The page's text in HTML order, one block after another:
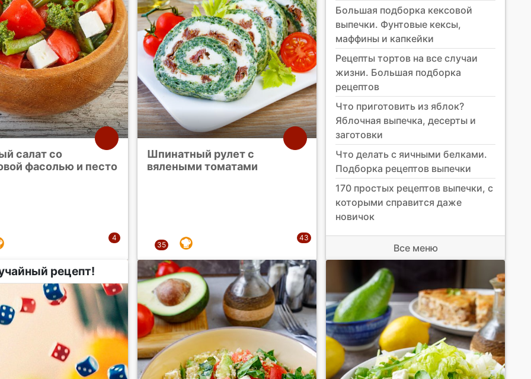
салат со
фасолью и песто
Шпинатный рулет с
вялеными томатами
Большая подборка кексовой
выпечки. Фунтовые кексы,
маффины и капкейки
Рецепты тортов на все случаи
жизни. Большая подборка
рецептов
Что приготовить из яблок?
Яблочная выпечка, десерты и
заготовки
Что делать с яичными белками.
Подборка рецептов выпечки
170 простых рецептов выпечки, с
которыми справится даже
новичок
Все меню
рецепт!